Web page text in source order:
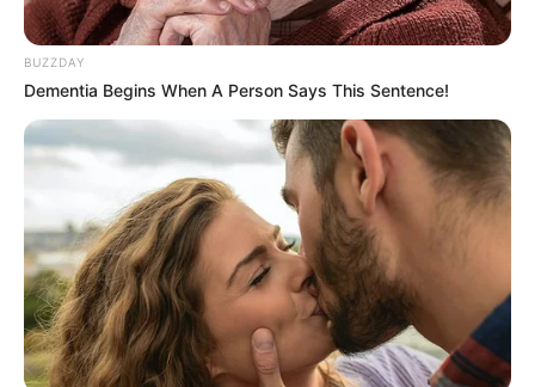
BUZZDAY
Dementia Begins When A Person Says This Sentence!